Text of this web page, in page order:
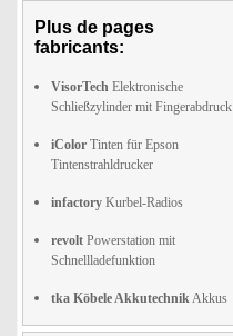
Plus de pages
fabricants:
VisorTech Elektronische
Schließzylinder mit Fingerabdruck
iColor Tinten für Epson
Tintenstrahldrucker
infactory Kurbel-Radios
revolt Powerstation mit
Schnellladefunktion
tka Köbele AkkutechnikAkkus